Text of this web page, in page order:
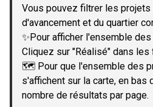
Vous pouvez filtrer les
d'avancement et du quartier
✨Pour afficher l'ensemble
Cliquez sur "Réalisé" dans les
🗺️ Pour que l'ensemble des
s'affichent sur la carte, en bas
nombre de résultats par page.